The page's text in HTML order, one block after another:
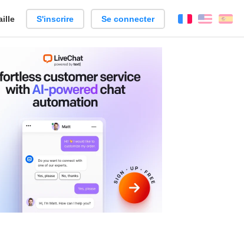
S'inscrire Se connecter FrançaisEnglish